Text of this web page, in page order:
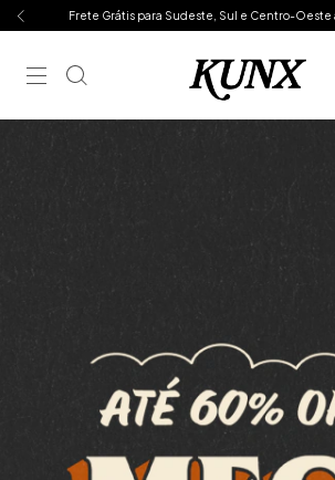
Frete Grátis para Sudeste, Sul e Centro-Oeste